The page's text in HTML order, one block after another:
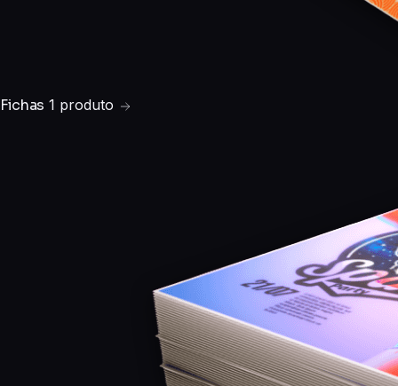
Fichas 1 produto